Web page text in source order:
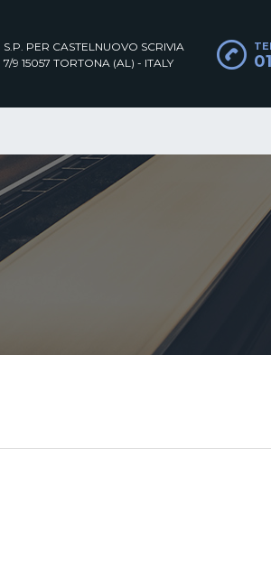
S.P. PER CASTELNUOVO SCRIVIA
7/9 15057 TORTONA (AL) - ITALY